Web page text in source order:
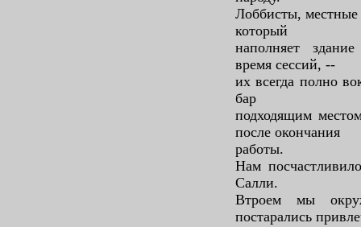
Лоббисты, местные
который
наполняет
время сессий, --
их всегда полно
бар
подходящим
после окончания
работы.
Нам
Салли.
Втроем мы
постарались